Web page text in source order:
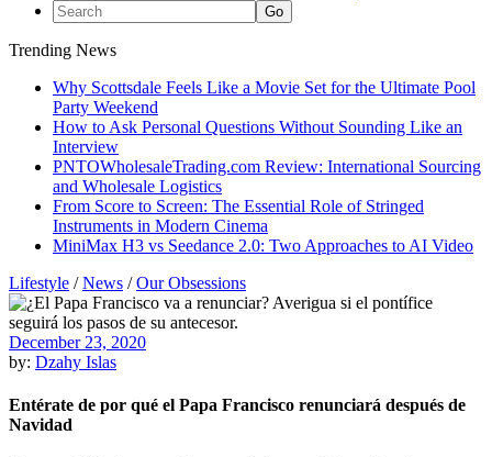
Trending News
Why Scottsdale Feels Like a Movie Set for the Ultimate Pool
Party Weekend
How to Ask Personal Questions Without Sounding Like an
Interview
PNTOWholesaleTrading.com Review: International Sourcing
and Wholesale Logistics
From Score to Screen: The Essential Role of Stringed
Instruments in Modern Cinema
MiniMax H3 vs Seedance 2.0: Two Approaches to AI Video
Lifestyle /News /Our Obsessions
December 23, 2020
by: Dzahy Islas
Entérate de por qué el Papa Francisco renunciará después de
Navidad